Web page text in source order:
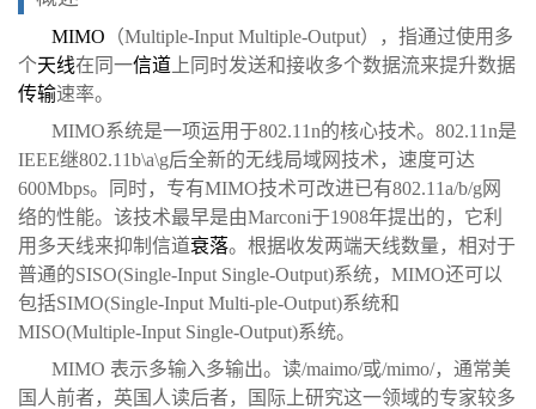
MIMO （Multiple-Input Multiple-Output），指通过使用多
个天线在同一信道 上同时发送和接收多个数据流来提升数据
传输速率。
MIMO系统是一项运用于802.11n的核心技术。802.11n是
IEEE继802.11b\a\g后全新的无线局域网技术，速度可达
600Mbps。同时，专有MIMO技术可改进已有802.11a/b/g网
络的性能。该技术最早是由Marconi于1908年提出的，它利
用多天线来抑制信道衰落。根据收发两端天线数量，相对于
普通的SISO(Single-Input Single-Output)系统，MIMO还可以
包括SIMO(Single-Input Multi-ple-Output)系统和
MISO(Multiple-Input Single-Output)系统。
MIMO 表示多输入多输出。读/maimo/或/mimo/，通常美
国人前者，英国人读后者，国际上研究这一领域的专家较多